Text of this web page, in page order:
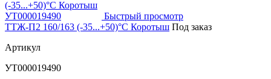
Быстрый просмотр
ТТЖ-П2 160/163 (-35...+50)°С Коротыш Под заказ
Артикул
УТ000019490